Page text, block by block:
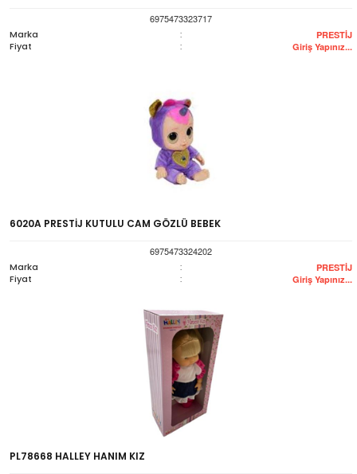
6975473323717
Marka
: PRESTİJ
Fiyat : Giriş Yapınız...
6020A PRESTİJ KUTULU CAM GÖZLÜ BEBEK
6975473324202
Marka
: PRESTİJ
Fiyat : Giriş Yapınız...
PL78668 HALLEY HANIM KIZ